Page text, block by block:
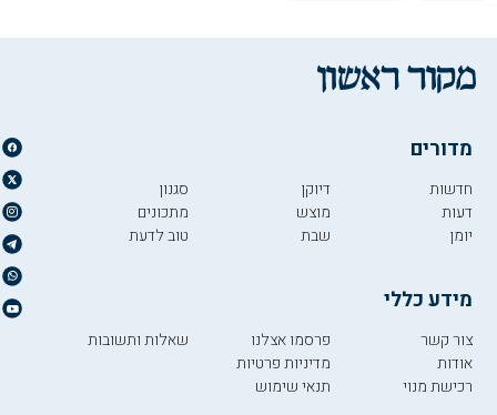
מדורים
חדשות
דעות
יומן
דיוקן
מוצש
שבת
סגנון
מתכונים
טוב לדעת
מידע כללי
צור קשר
אודות
רכישת מנוי
פרסמו אצלנו
מדיניות פרטיות
תנאי שימוש
שאלות ותשובות